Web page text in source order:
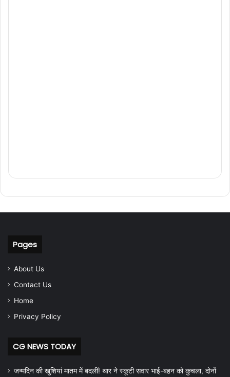
Pages
About Us
Contact Us
Home
Privacy Policy
CG NEWS TODAY
जन्मदिन की खुशियां मातम में बदलीं! थार ने स्कूटी सवार भाई-बहन को कुचला, दोनों